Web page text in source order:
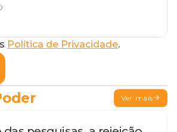
Política de Privacidade.
Ver mais